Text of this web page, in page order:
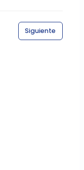
Siguiente